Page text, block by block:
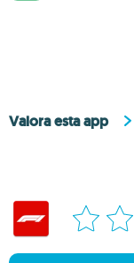
Valora esta app